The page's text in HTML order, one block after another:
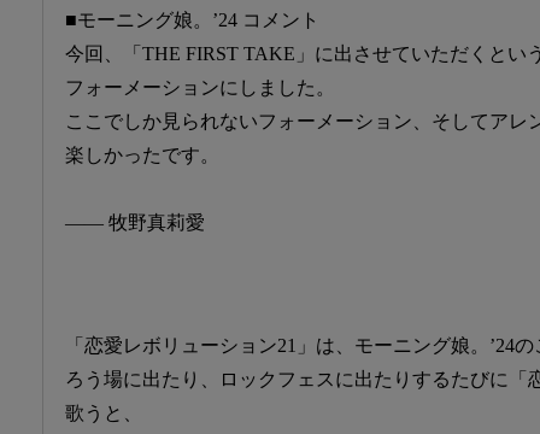
■モーニング娘。’24 コメント
今回、「THE FIRST TAKE」に出させていただくとい
フォーメーションにしました。
ここでしか見られないフォーメーション、そしてアレ
楽しかったです。
―― 牧野真莉愛
「恋愛レボリューション21」は、モーニング娘。’24
ろう場に出たり、ロックフェスに出たりするたびに「
歌うと、